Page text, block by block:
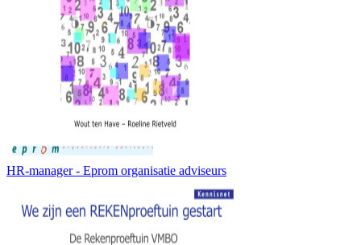
HR-manager - Eprom organisatie adviseurs